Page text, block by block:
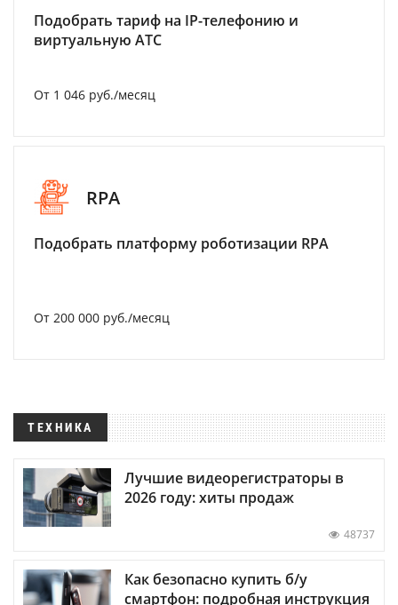
Подобрать тариф на IP-телефонию и
виртуальную АТС
От 1 046 руб./месяц
RPA
Подобрать платформу роботизации RPA
От 200 000 руб./месяц
ТЕХНИКА
Лучшие видеорегистраторы в
2026 году: хиты продаж
48737
Как безопасно купить б/у
смартфон: подробная инструкция